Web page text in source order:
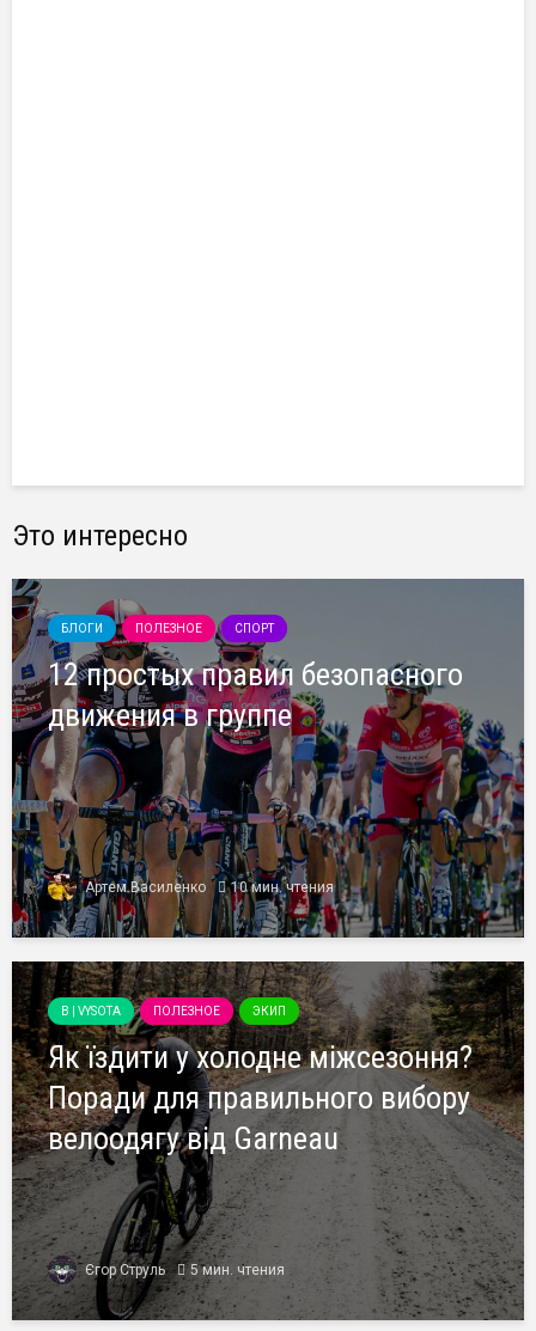
Это интересно
БЛОГИ ПОЛЕЗНОЕ СПОРТ
12 простых правил безопасного
движения в группе
Артем Василенко 10 мин. чтения
B | VYSOTA ПОЛЕЗНОЕ ЭКИП
Як їздити у холодне міжсезоння?
Поради для правильного вибору
велоодягу від Garneau
Єгор Струль 5 мин. чтения